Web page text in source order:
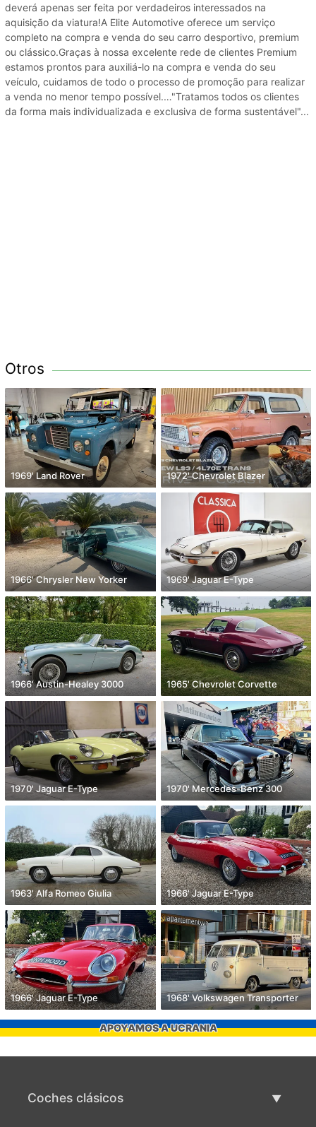
deverá apenas ser feita por verdadeiros interessados na
aquisição da viatura!A Elite Automotive oferece um serviço
completo na compra e venda do seu carro desportivo, premium
ou clássico.Graças à nossa excelente rede de clientes Premium
estamos prontos para auxiliá-lo na compra e venda do seu
veículo, cuidamos de todo o processo de promoção para realizar
a venda no menor tempo possível.…"Tratamos todos os clientes
da forma mais individualizada e exclusiva de forma sustentável"...
Otros
1969' Land Rover 1972' Chevrolet Blazer
1966' Chrysler New Yorker 1969' Jaguar E-Type
1966' Austin-Healey 3000 1965' Chevrolet Corvette
1970' Jaguar E-Type 1970' Mercedes-Benz 300
1963' Alfa Romeo Giulia 1966' Jaguar E-Type
1966' Jaguar E-Type 1968' Volkswagen Transporter
APOYAMOS A UCRANIA
Coches clásicos